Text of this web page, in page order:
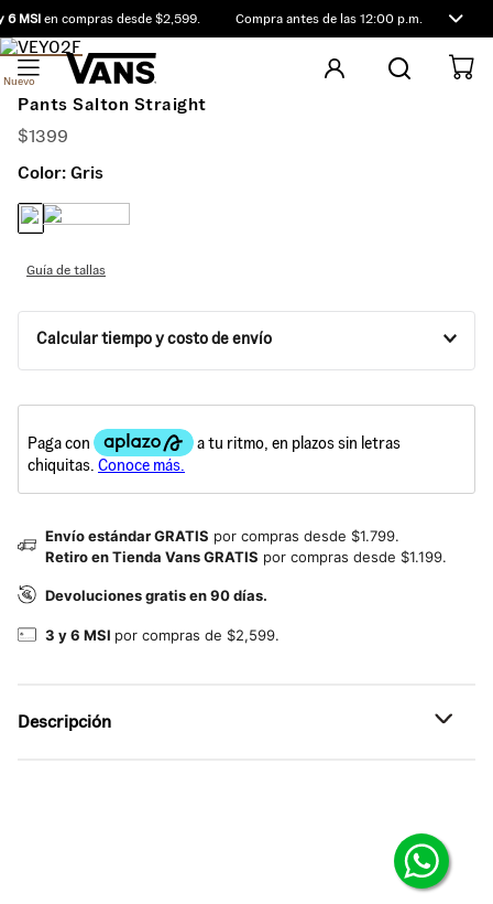
MSIen compras desde $2,599. Compra antes de las 12:00 p.m. y recibe
Nuevo
Pants Salton Straight
$1399
Color:Gris
Guía de tallas
Calcular tiempo y costo de envío
Envío estándar GRATIS por compras desde $1.799.
Retiro en Tienda Vans GRATIS por compras desde $1.199.
Devoluciones gratis en 90 días.
3 y 6 MSI por compras de $2,599.
Descripción